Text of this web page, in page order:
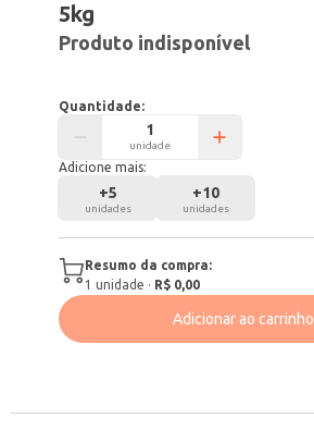
5kg
Produto indisponível
Quantidade:
unidade
Adicione mais:
+5
unidades
+10
unidades
Resumo da compra:
1 unidade · R$ 0,00
Adicionar ao carrinho